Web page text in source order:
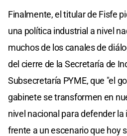
Finalmente, el titular de Fisfe
una política industrial a nivel
muchos de los canales de
del cierre de la Secretaría de
Subsecretaría PYME, que "el
gabinete se transformen en
nivel nacional para defender
frente a un escenario que hoy